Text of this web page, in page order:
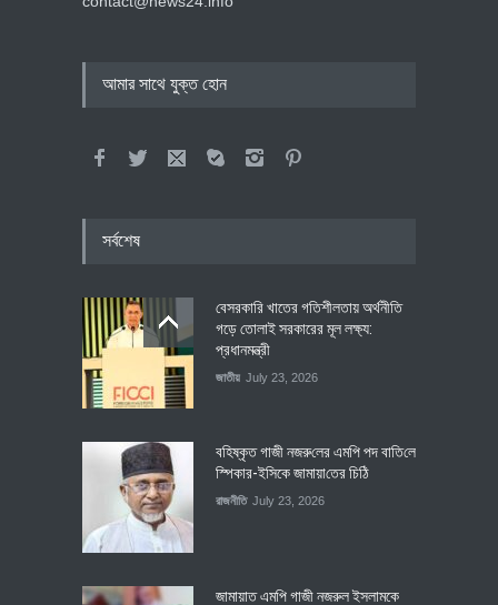
আমার সাথে যুক্ত হোন
সর্বশেষ
বেসরকারি খাতের গতিশীলতায় অর্থনীতি
গড়ে তোলাই সরকারের মূল লক্ষ্য:
প্রধানমন্ত্রী
জাতীয় July 23, 2026
বহিষ্কৃত গাজী নজরু‌লের এম‌পি পদ বা‌তি‌লে
স্পিকার-ইসিকে জামায়া‌তের চি‌ঠি
রাজনীতি July 23, 2026
জামায়াত এমপি গাজী নজরুল ইসলামকে